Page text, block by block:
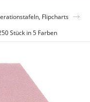
Flipcharts
Stück in 5 Farben